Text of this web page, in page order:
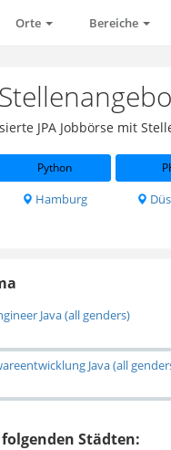
Orte Bereiche
JPA Jobbörse mit
Python
Hamburg
Java (all genders)
Java (all
folgenden Städten: